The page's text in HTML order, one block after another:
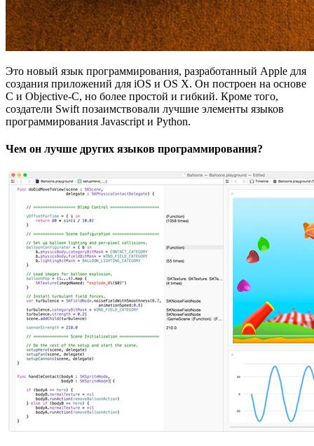
Это новый язык программирования, разработанный Apple для
создания приложений для iOS и OS X. Он построен на основе
C и Objective-C, но более простой и гибкий. Кроме того,
создатели Swift позаимствовали лучшие элементы языков
программирования Javascript и Python.
Чем он лучше других языков программирования?